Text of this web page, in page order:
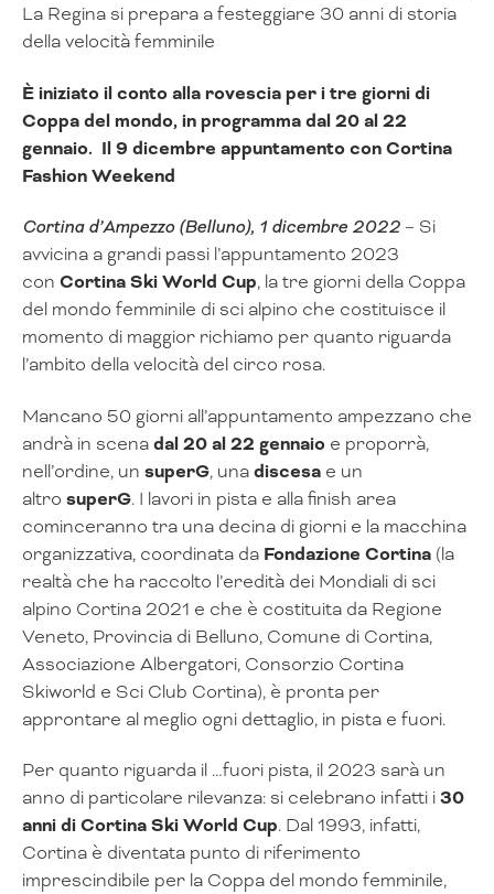
La Regina si prepara a festeggiare 30 anni di storia
della velocità femminile
È iniziato il conto alla rovescia per i tre giorni di
Coppa del mondo, in programma dal 20 al 22
gennaio. Il 9 dicembre appuntamento con Cortina
Fashion Weekend
Cortina d’Ampezzo (Belluno), 1 dicembre 2022 – Si
avvicina a grandi passi l’appuntamento 2023
con Cortina Ski World Cup, la tre giorni della Coppa
del mondo femminile di sci alpino che costituisce il
momento di maggior richiamo per quanto riguarda
l’ambito della velocità del circo rosa.
Mancano 50 giorni all’appuntamento ampezzano che
andrà in scenadal 20 al 22 gennaio e proporrà,
nell’ordine, un superG, unadiscesa e un
altro superG. I lavori in pista e alla finish area
cominceranno tra una decina di giorni e la macchina
organizzativa, coordinata da Fondazione Cortina (la
realtà che ha raccolto l’eredità dei Mondiali di sci
alpino Cortina 2021 e che è costituita da Regione
Veneto, Provincia di Belluno, Comune di Cortina,
Associazione Albergatori, Consorzio Cortina
Skiworld e Sci Club Cortina), è pronta per
approntare al meglio ogni dettaglio, in pista e fuori.
Per quanto riguarda il …fuori pista, il 2023 sarà un
anno di particolare rilevanza: si celebrano infatti i30
anni di Cortina Ski World Cup. Dal 1993, infatti,
Cortina è diventata punto di riferimento
imprescindibile per la Coppa del mondo femminile,